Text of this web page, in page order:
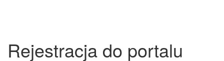
Rejestracja do portalu